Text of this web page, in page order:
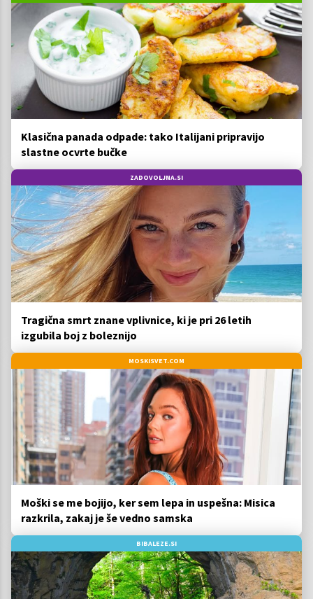
Klasična panada odpade: tako Italijani pripravijo
slastne ocvrte bučke
ZADOVOLJNA.SI
Tragična smrt znane vplivnice, ki je pri 26 letih
izgubila boj z boleznijo
MOSKISVET.COM
Moški se me bojijo, ker sem lepa in uspešna: Misica
razkrila, zakaj je še vedno samska
BIBALEZE.SI